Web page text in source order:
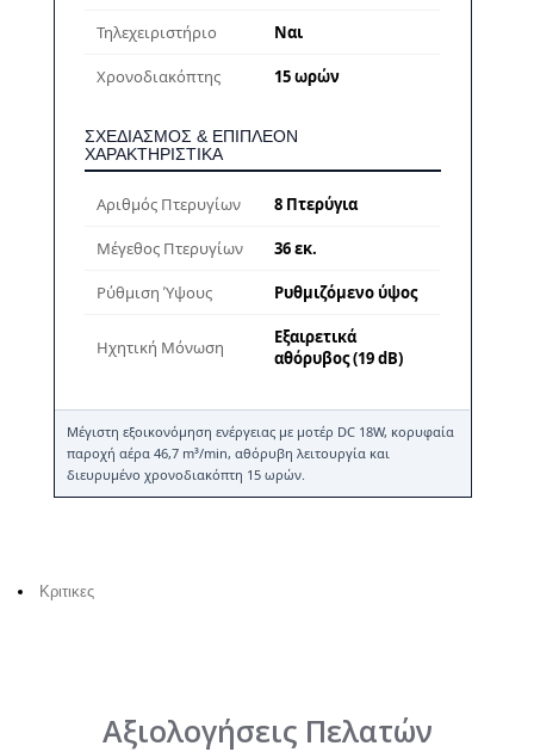
Τηλεχειριστήριο Ναι
Χρονοδιακόπτης 15 ωρών
ΣΧΕΔΙΑΣΜΌΣ & ΕΠΙΠΛΈΟΝ
ΧΑΡΑΚΤΗΡΙΣΤΙΚΆ
Αριθμός Πτερυγίων 8 Πτερύγια
Μέγεθος Πτερυγίων 36 εκ.
Ρύθμιση Ύψους Ρυθμιζόμενο ύψος
Ηχητική Μόνωση
Εξαιρετικά
αθόρυβος (19 dB)
Μέγιστη εξοικονόμηση ενέργειας με μοτέρ DC 18W, κορυφαία
παροχή αέρα 46,7 m³/min, αθόρυβη λειτουργία και
διευρυμένο χρονοδιακόπτη 15 ωρών.
Κριτικες
Αξιολογήσεις Πελατών